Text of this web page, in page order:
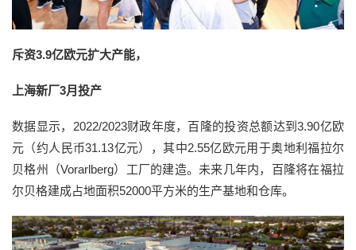
斥资3.9亿欧元扩大产能，
上海新厂3月投产
数据显示，2022/2023财政年度，百隆的投资总额达到3.90亿欧
元（约人民币31.13亿元），其中2.55亿欧元用于奥地利福拉尔
贝格州（Vorarlberg）工厂的建造。未来几年内，百隆将在福拉
尔贝格建成占地面积52000平方米的生产基地和仓库。